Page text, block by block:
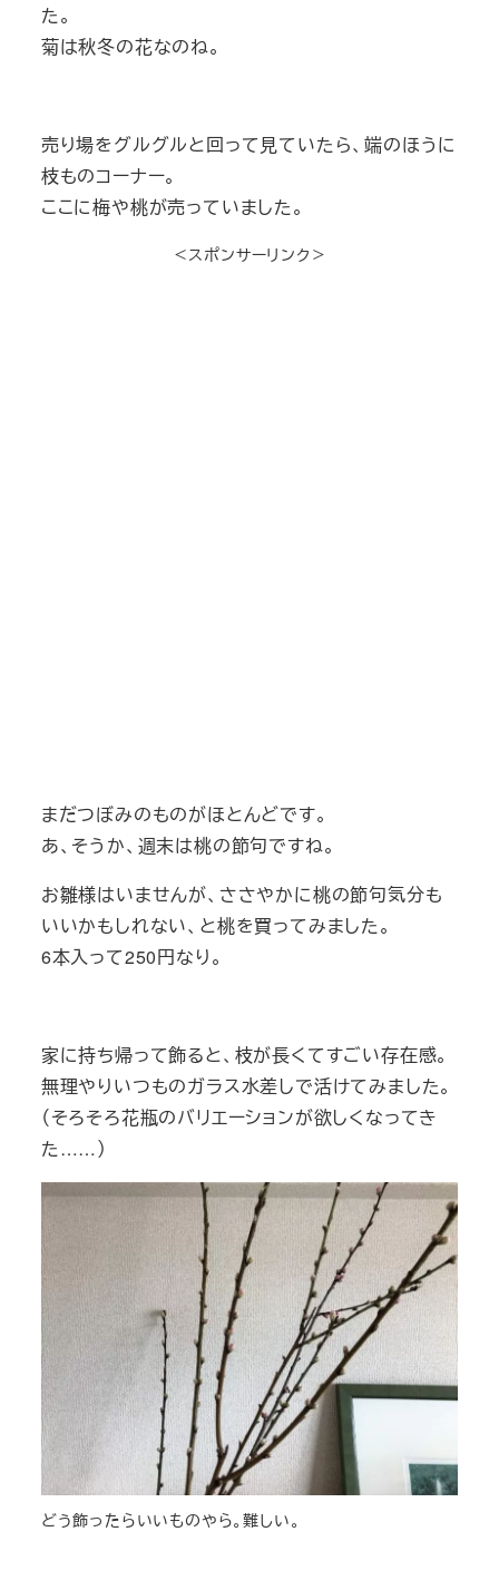
た。
菊は秋冬の花なのね。
売り場をグルグルと回って見ていたら、端のほうに
枝ものコーナー。
ここに梅や桃が売っていました。
＜スポンサーリンク＞
まだつぼみのものがほとんどです。
あ、そうか、週末は桃の節句ですね。
お雛様はいませんが、ささやかに桃の節句気分も
いいかもしれない、と桃を買ってみました。
6本入って250円なり。
家に持ち帰って飾ると、枝が長くてすごい存在感。
無理やりいつものガラス水差しで活けてみました。
（そろそろ花瓶のバリエーションが欲しくなってき
た……）
どう飾ったらいいものやら。難しい。